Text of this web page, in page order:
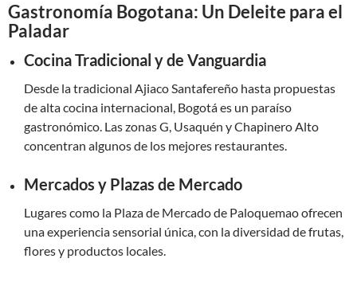
Gastronomía Bogotana: Un Deleite para el
Paladar
Cocina Tradicional y de Vanguardia
Desde la tradicional Ajiaco Santafereño hasta propuestas
de alta cocina internacional, Bogotá es un paraíso
gastronómico. Las zonas G, Usaquén y Chapinero Alto
concentran algunos de los mejores restaurantes.
Mercados y Plazas de Mercado
Lugares como la Plaza de Mercado de Paloquemao ofrecen
una experiencia sensorial única, con la diversidad de frutas,
flores y productos locales.